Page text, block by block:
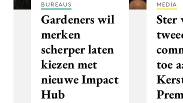
BUREAUS
Gardeners wil
merken
scherper laten
kiezen met
nieuwe Impact
Hub
MEDIA
Ster
toe